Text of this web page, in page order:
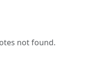
not found.